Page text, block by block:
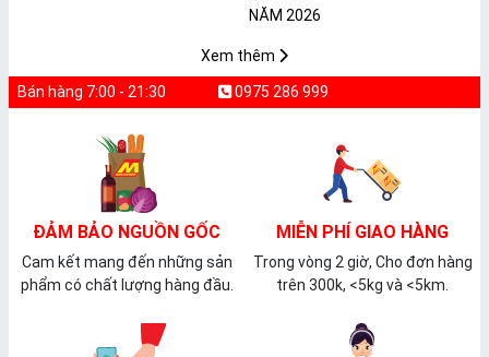
Xem thêm
Bán hàng 7:00 - 21:30 0975 286 999
ĐẢM BẢO NGUỒN GỐC
Cam kết mang đến những sản
phẩm có chất lượng hàng đầu.
MIỄN PHÍ GIAO HÀNG
Trong vòng 2 giờ, Cho đơn hàng
trên 300k, <5kg và <5km.